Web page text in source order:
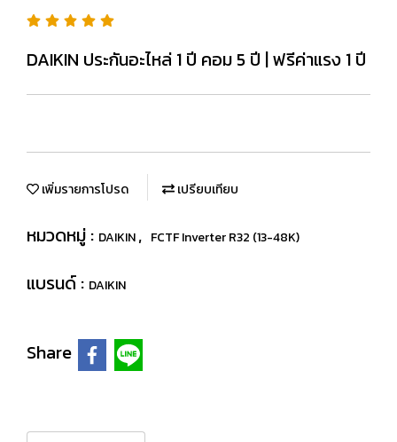
DAIKIN ประกันอะไหล่ 1 ปี คอม 5 ปี | ฟรีค่าแรง 1 ปี
เพิ่มรายการโปรด เปรียบเทียบ
หมวดหมู่ : DAIKIN, FCTF Inverter R32 (13-48K)
แบรนด์ : DAIKIN
Share